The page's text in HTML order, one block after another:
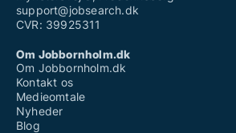
Hvis der er mulighed for hjælp med
eller opholdstilladelse, vil jeg være
Venlig hilsen
Ruzil
support@jobsearch.dk
CVR: 39925311
Om Jobbornholm.dk
Om Jobbornholm.dk
Kontakt os
Medieomtale
Nyheder
Blog